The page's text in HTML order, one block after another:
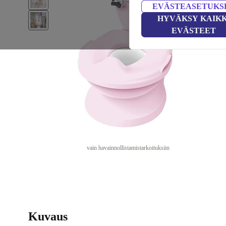
HYVÄKSY
EVÄSTEET
vain havainnollistamistarkoituksiin
Kuvaus